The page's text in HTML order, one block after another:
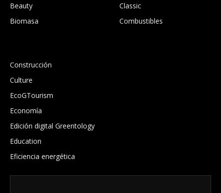
Beauty
Biomasa
Classic
Combustibles
Construcción
Culture
EcoGTourism
Economía
Edición digital Greentology
Education
Eficiencia energética